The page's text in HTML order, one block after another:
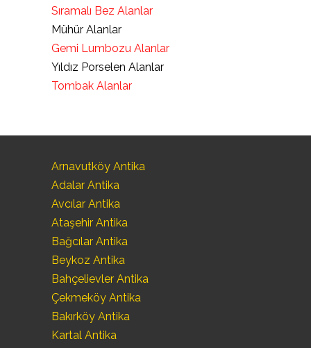
Sıramalı Bez Alanlar
Mühür Alanlar
Gemi Lumbozu Alanlar
Yıldız Porselen Alanlar
Tombak Alanlar
Arnavutköy Antika
Adalar Antika
Avcılar Antika
Ataşehir Antika
Bağcılar Antika
Beykoz Antika
Bahçelievler Antika
Çekmeköy Antika
Bakırköy Antika
Kartal Antika